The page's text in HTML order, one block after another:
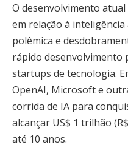
O desenvolvimento
em relação à
polêmica e
rápido desenvolvimento
startups de tecnologia.
OpenAI, Microsoft e
corrida de IA para
alcançar US$ 1 trilhão
até 10 anos.